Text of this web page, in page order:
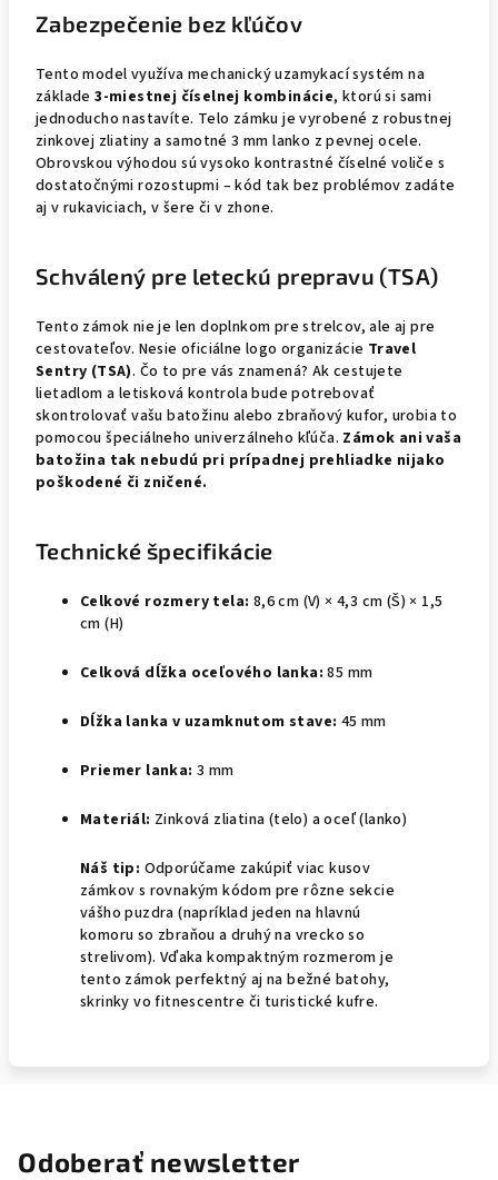
Zabezpečenie bez kľúčov
Tento model využíva mechanický uzamykací systém na
základe3-miestnej číselnej kombinácie, ktorú si sami
jednoducho nastavíte. Telo zámku je vyrobené z robustnej
zinkovej zliatiny a samotné 3 mm lanko z pevnej ocele.
Obrovskou výhodou sú vysoko kontrastné číselné voliče s
dostatočnými rozostupmi – kód tak bez problémov zadáte
aj v rukaviciach, v šere či v zhone.
Schválený pre leteckú prepravu (TSA)
Tento zámok nie je len doplnkom pre strelcov, ale aj pre
cestovateľov. Nesie oficiálne logo organizácie Travel
Sentry (TSA). Čo to pre vás znamená? Ak cestujete
lietadlom a letisková kontrola bude potrebovať
skontrolovať vašu batožinu alebo zbraňový kufor, urobia to
pomocou špeciálneho univerzálneho kľúča. Zámok ani vaša
batožina tak nebudú pri prípadnej prehliadke nijako
poškodené či zničené.
Technické špecifikácie
Celkové rozmery tela: 8,6 cm (V) × 4,3 cm (Š) × 1,5
cm (H)
Celková dĺžka oceľového lanka: 85 mm
Dĺžka lanka v uzamknutom stave: 45 mm
Priemer lanka: 3 mm
Materiál: Zinková zliatina (telo) a oceľ (lanko)
Náš tip: Odporúčame zakúpiť viac kusov
zámkov s rovnakým kódom pre rôzne sekcie
vášho puzdra (napríklad jeden na hlavnú
komoru so zbraňou a druhý na vrecko so
strelivom). Vďaka kompaktným rozmerom je
tento zámok perfektný aj na bežné batohy,
skrinky vo fitnescentre či turistické kufre.
Odoberať newsletter